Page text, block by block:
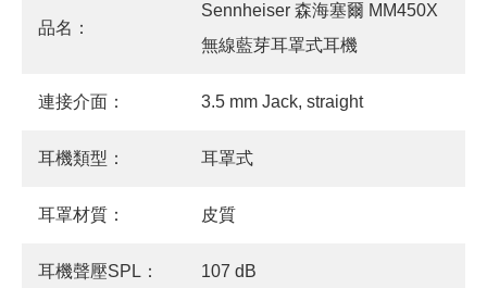
品名：
Sennheiser 森海塞爾 MM450X
無線藍芽耳罩式耳機
連接介面： 3.5 mm Jack, straight
耳機類型： 耳罩式
耳罩材質： 皮質
耳機聲壓SPL： 107 dB